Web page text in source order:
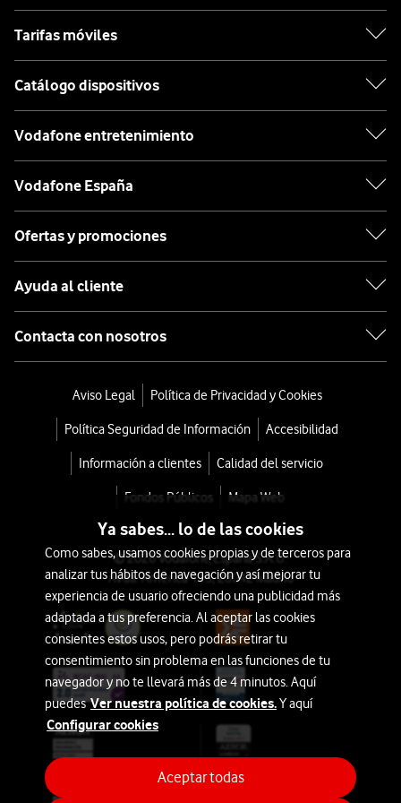
Tarifas móviles
Catálogo dispositivos
Vodafone entretenimiento
Vodafone España
Ofertas y promociones
Ayuda al cliente
Contacta con nosotros
Aviso Legal Política de Privacidad y Cookies
Política Seguridad de Información Accesibilidad
Información a clientes Calidad del servicio
Fondos Públicos Mapa Web
© 2026 Vodafone España S.A.U.
Avda. América 115, 28042 Madrid
Ya sabes... lo de las cookies
Como sabes, usamos cookies propias y de terceros para
analizar tus hábitos de navegación y así mejorar tu
experiencia de usuario ofreciendo una publicidad más
adaptada a tus preferencia. Al aceptar las cookies
consientes estos usos, pero podrás retirar tu
consentimiento sin problema en las funciones de tu
navegador y no te llevará más de 4 minutos. Aquí
puedesVer nuestra política de cookies.Y aquí
Configurar cookies
Aceptar todas